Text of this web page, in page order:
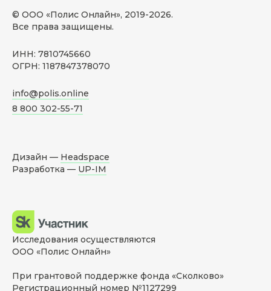
© ООО «Полис Онлайн», 2019-2026.
Все права защищены.
ИНН: 7810745660
ОГРН: 1187847378070
info@polis.online
8 800 302-55-71
Дизайн — Headspace
Разработка — UP-IM
Исследования осуществляются
ООО «Полис Онлайн»
При грантовой поддержке фонда «Сколково»
Регистрационный номер №1127299